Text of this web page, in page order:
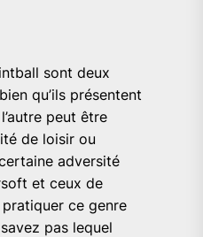
sont deux
qu’ils présentent
peut être
de loisir ou
adversité
et ceux de
ce genre
pas lequel